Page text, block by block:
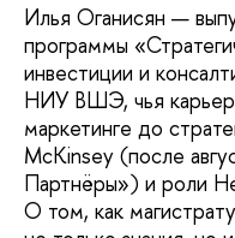
Илья Оганисян —
программы
инвестиции и
НИУ ВШЭ, чья
маркетинге до
McKinsey (после
Партнёры») и роли
О том, как